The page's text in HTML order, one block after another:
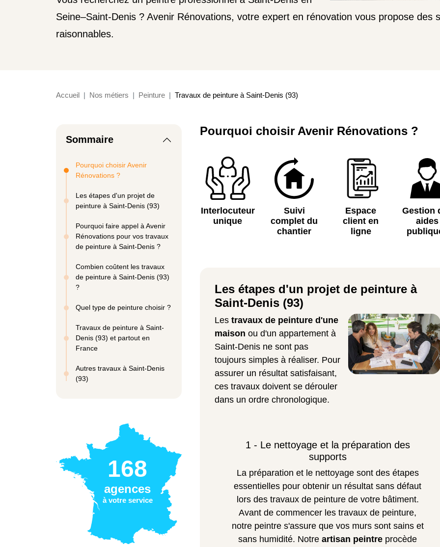
Seine–Saint-Denis ? Avenir Rénovations, votre expert en rénovation vous propose des
raisonnables.
Accueil Nos métiers Peinture Travaux de peinture à Saint-Denis (93)
Sommaire
Pourquoi choisir Avenir
Rénovations ?
Les étapes d'un projet de
peinture à Saint-Denis (93)
Pourquoi faire appel à Avenir
Rénovations pour vos travaux
de peinture à Saint-Denis ?
Combien coûtent les travaux
de peinture à Saint-Denis (93)
?
Quel type de peinture choisir ?
Travaux de peinture à Saint-
Denis (93) et partout en
France
Autres travaux à Saint-Denis
(93)
168
agences
à votre service
Pourquoi choisir Avenir Rénovations ?
Interlocuteur
unique
Suivi
complet du
chantier
Espace
client en
ligne
Gestion
aides
Les étapes d'un projet de peinture à
Saint-Denis (93)
Les travaux de peinture d'une
maison ou d'un appartement à
Saint-Denis ne sont pas
toujours simples à réaliser. Pour
assurer un résultat satisfaisant,
ces travaux doivent se dérouler
dans un ordre chronologique.
1 - Le nettoyage et la préparation des
supports
La préparation et le nettoyage sont des étapes
essentielles pour obtenir un résultat sans défaut
lors des travaux de peinture de votre bâtiment.
Avant de commencer les travaux de peinture,
notre peintre s'assure que vos murs sont sains et
sans humidité. Notre artisan peintre procède